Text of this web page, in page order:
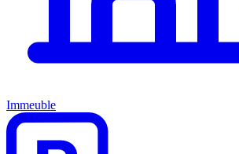
Immeuble